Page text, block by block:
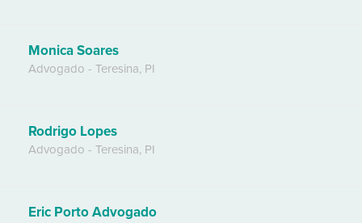
Monica Soares
Advogado - Teresina, PI
Rodrigo Lopes
Advogado - Teresina, PI
Eric Porto Advogado